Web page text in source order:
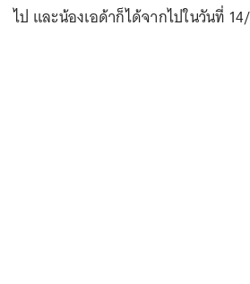
ไป และน้องเอด้าก็ได้จากไปในวันที่